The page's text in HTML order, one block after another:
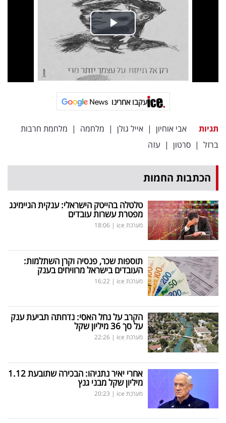
עקבו אחרינו
תגיות אבי אוחיון | אייל גולן | מלחמה | מלחמת חרבות
ברזל | סרטון | עזה
הכתבות החמות
טלטלה בהייטק הישראלי: ענקית הגיימינג
מפטרת עשרות עובדים
מערכת ice |
18:06
תוספות שכר, פנסיה וקרן השתלמות:
העובדים בישראל מרוויחים בענק
מערכת ice |
16:22
הקרב על נחל האסי: נדחתה תביעת ענק
על סך 36 מיליון שקל
מערכת ice |
22:26
אחרי יאיר נתניהו: הבכירה שתובעת 1.12
מיליון שקל מבני גנץ
מערכת ice |
20:23